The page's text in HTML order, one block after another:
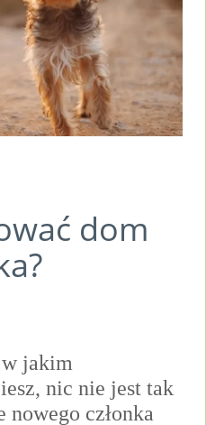
dom
jakim
nic nie jest tak
nowego członka